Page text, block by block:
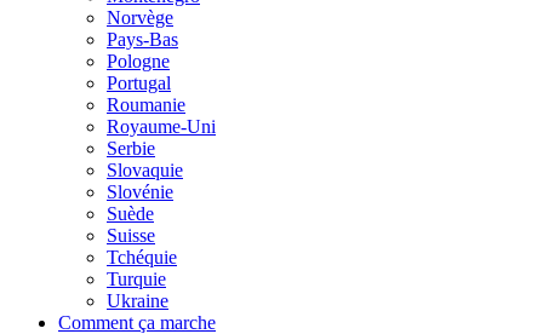
Norvège
Pays-Bas
Pologne
Portugal
Roumanie
Royaume-Uni
Serbie
Slovaquie
Slovénie
Suède
Suisse
Tchéquie
Turquie
Ukraine
Comment ça marche